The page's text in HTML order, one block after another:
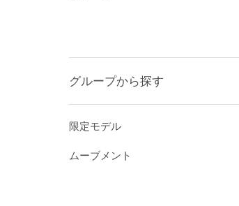
グループから探す
限定モデル
ムーブメント